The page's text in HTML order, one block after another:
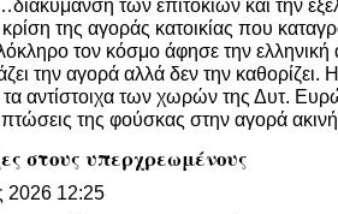
των επιτοκίων και την
της αγοράς κατοικίας που
τον κόσμο άφησε την
την αγορά αλλά δεν την καθορίζει.
τα αντίστοιχα των χωρών της Δυτ.
της φούσκας στην αγορά
στους υπερχρεωμένους
2026 12:25